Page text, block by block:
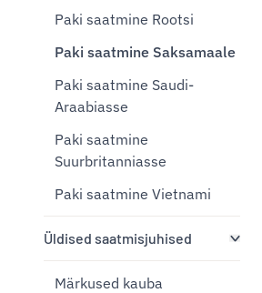
Paki saatmine Rootsi
Paki saatmine Saksamaale
Paki saatmine Saudi-
Araabiasse
Paki saatmine
Suurbritanniasse
Paki saatmine Vietnami
Üldised saatmisjuhised
Märkused kauba